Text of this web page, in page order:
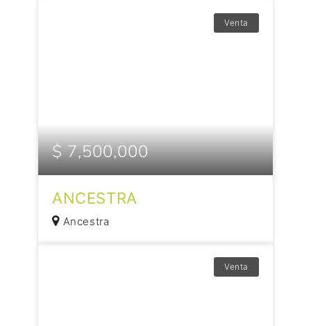
Venta
$ 7,500,000
ANCESTRA
Ancestra
Venta